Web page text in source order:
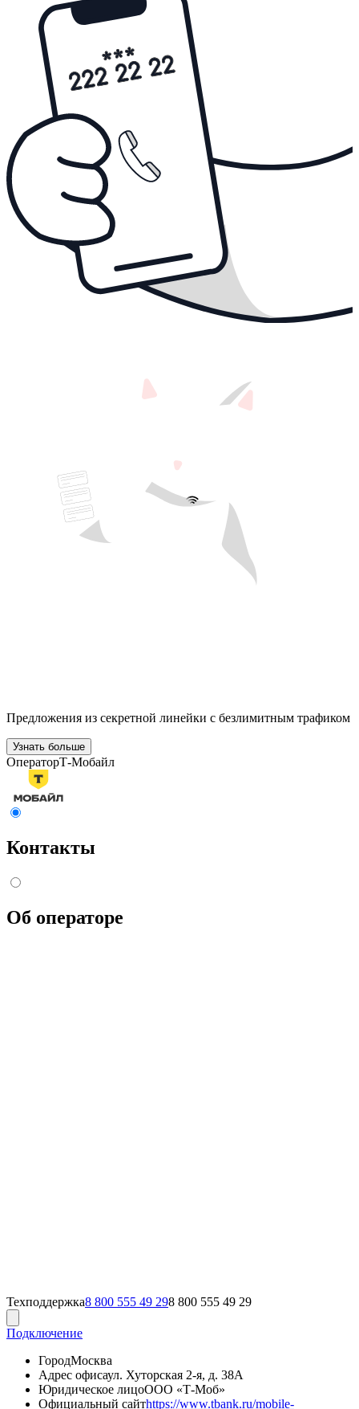
Предложения из секретной линейки с безлимитным трафиком
Узнать больше
ОператорТ-Мобайл
Контакты
Об операторе
Техподдержка8 800 555 49 298 800 555 49 29
Подключение
ГородМосква
Адрес офисаул. Хуторская 2-я, д. 38А
Юридическое лицоООО «Т‑Моб»
Официальный сайтhttps://www.tbank.ru/mobile-